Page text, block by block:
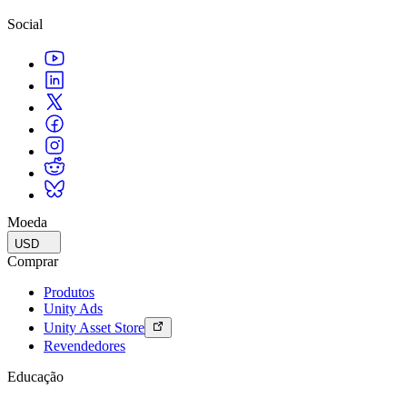
Social
Moeda
USD
Comprar
Produtos
Unity Ads
Unity Asset Store
Revendedores
Educação